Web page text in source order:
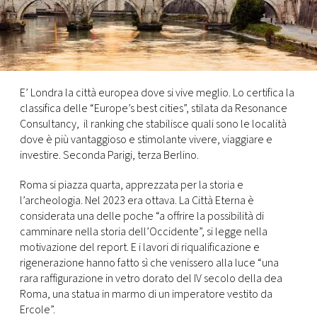
VIDEO
TV
PRINCIPATO
DI
MONACO
RMC
CONSIGLIA
E’ Londra la città europea dove si vive meglio. Lo certifica la
classifica delle “Europe’s best cities”, stilata da Resonance
Consultancy, il ranking che stabilisce quali sono le località
dove è più vantaggioso e stimolante vivere, viaggiare e
investire. Seconda Parigi, terza Berlino.
Roma si piazza quarta, apprezzata per la storia e
l’archeologia. Nel 2023 era ottava. La Città Eterna è
considerata una delle poche “a offrire la possibilità di
camminare nella storia dell’Occidente”, si legge nella
motivazione del report. E i lavori di riqualificazione e
rigenerazione hanno fatto sì che venissero alla luce “una
rara raffigurazione in vetro dorato del IV secolo della dea
Roma, una statua in marmo di un imperatore vestito da
Ercole”.